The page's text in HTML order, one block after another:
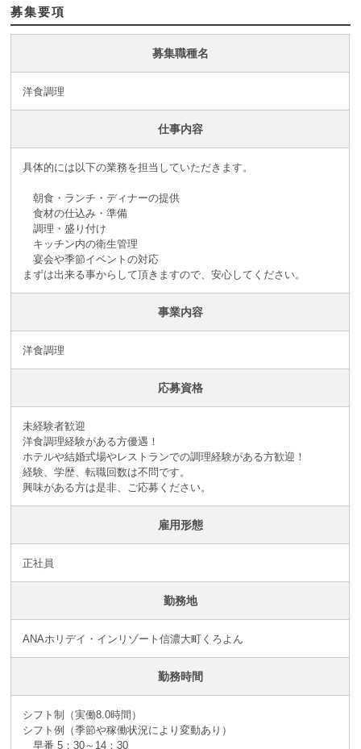
募集要項
募集職種名
洋食調理
仕事内容
具体的には以下の業務を担当していただきます。
朝食・ランチ・ディナーの提供
食材の仕込み・準備
調理・盛り付け
キッチン内の衛生管理
宴会や季節イベントの対応
まずは出来る事からして頂きますので、安心してください。
事業内容
洋食調理
応募資格
未経験者歓迎
洋食調理経験がある方優遇！
ホテルや結婚式場やレストランでの調理経験がある方歓迎！
経験、学歴、転職回数は不問です。
興味がある方は是非、ご応募ください。
雇用形態
正社員
勤務地
ANAホリデイ・インリゾート信濃大町くろよん
勤務時間
シフト制（実働8.0時間）
シフト例（季節や稼働状況により変動あり）
早番 5：30～14：30